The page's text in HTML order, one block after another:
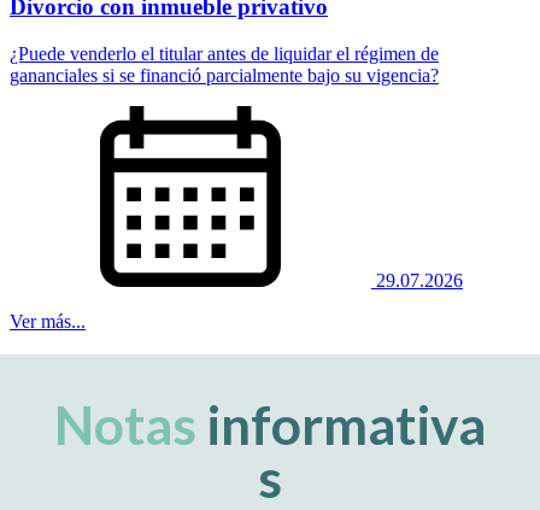
Notas informativa
s